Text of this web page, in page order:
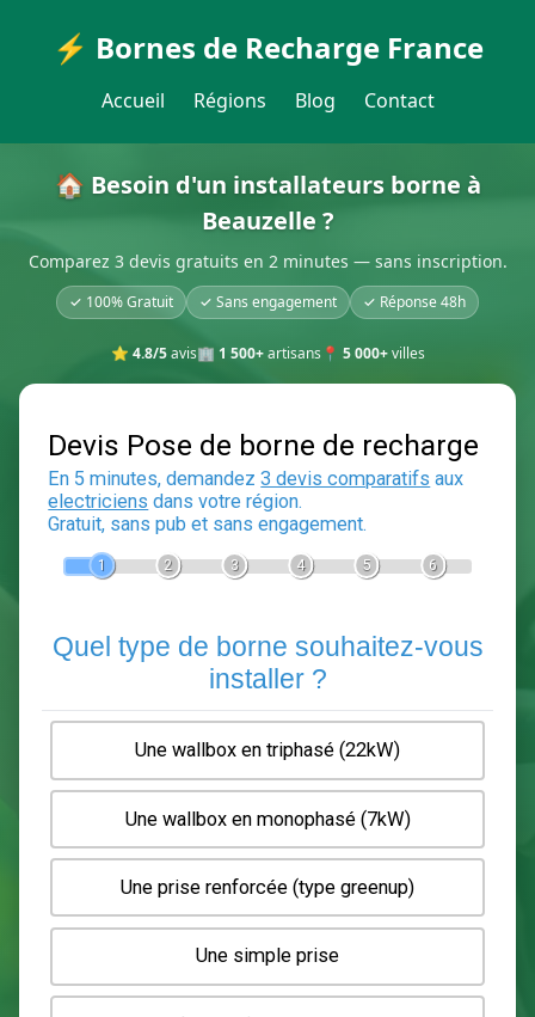
⚡ Bornes de Recharge France
Accueil Régions Blog Contact
🏠 Besoin d'un installateurs borne à
Beauzelle ?
Comparez 3 devis gratuits en 2 minutes — sans inscription.
✓ 100% Gratuit ✓ Sans engagement ✓ Réponse 48h
⭐ 4.8/5avis🏢 1 500+artisans 📍 5 000+villes
Devis Pose de borne de
En 5 minutes, demandez3 devis comparatifs
Gratuit, sans pub et sans engagement.
2 3 6
Quel type de borne souhaitez-
installer ?
Une wallbox en triphasé (22kW)
Une wallbox en monophasé (7kW)